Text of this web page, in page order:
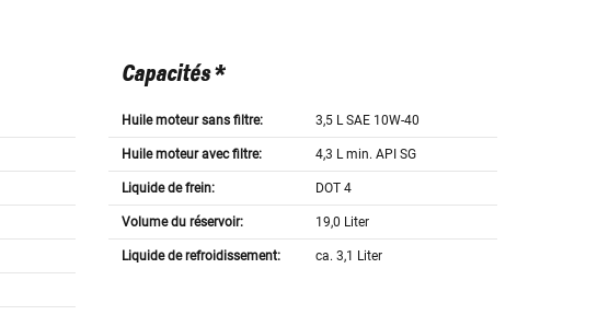
Capacités *
Huile moteur sans filtre: 3,5 L SAE 10W-40
Huile moteur avec filtre: 4,3 L min. API SG
Liquide de frein: DOT 4
Volume du réservoir: 19,0 Liter
Liquide de refroidissement: ca. 3,1 Liter